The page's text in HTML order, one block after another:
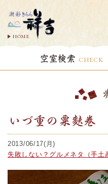
HOME
空室検索 CHECK
いづ重の粟麩巻
2013/06/17(月)
失敗しない？グルメネタ（手土